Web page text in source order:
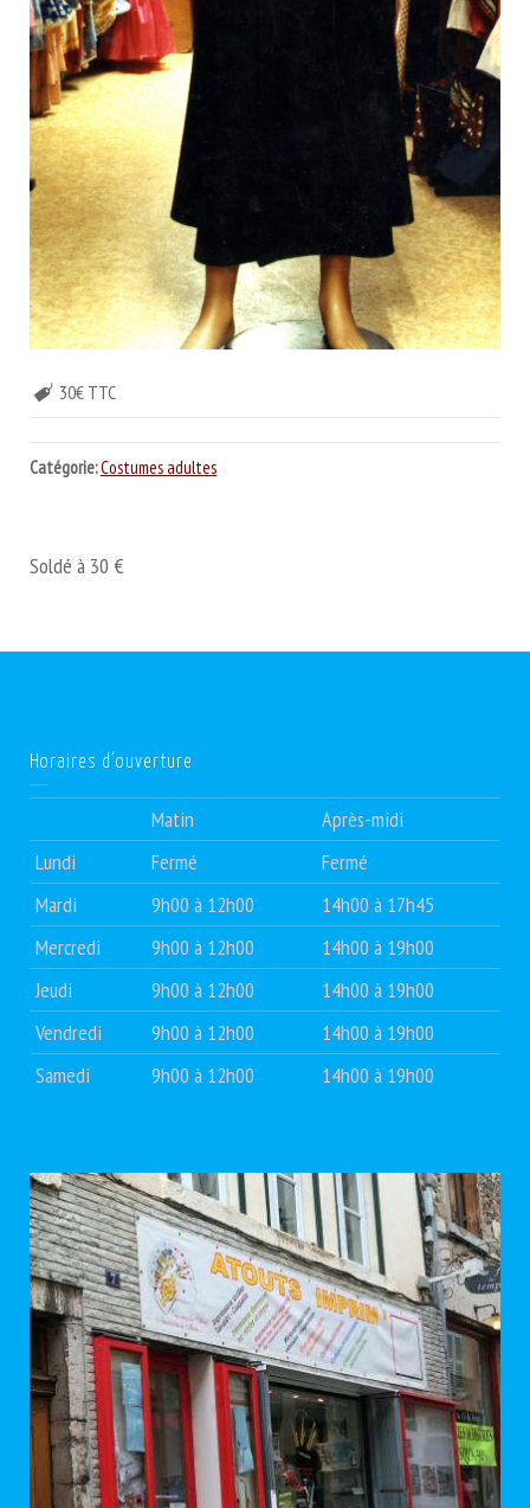
30€ TTC
Catégorie:Costumes adultes
Soldé à 30 €
Horaires d’ouverture
Matin
Après-midi
Lundi
Fermé
Fermé
Mardi
9h00 à 12h00
14h00 à 17h45
Mercredi
9h00 à 12h00
14h00 à 19h00
Jeudi
9h00 à 12h00
14h00 à 19h00
Vendredi
9h00 à 12h00
14h00 à 19h00
Samedi
9h00 à 12h00 14h00 à 19h00